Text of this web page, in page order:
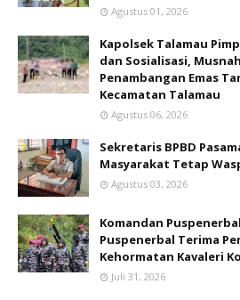
Agustus 01, 2026
Kapolsek Talamau
dan Sosialisasi,
Penambangan Emas
Kecamatan Talamau
Agustus 06, 2026
Sekretaris BPBD
Masyarakat Tetap
Agustus 03, 2026
Komandan
Puspenerbal Terima
Kehormatan Kavaleri
Juli 31, 2026